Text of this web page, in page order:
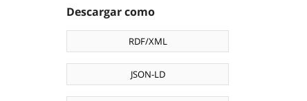
Descargar como
RDF/XML
JSON-LD